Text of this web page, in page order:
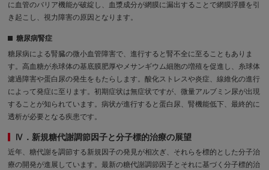
に血管のバリア機能が破綻し、血漿成分が網膜に漏出することで網膜浮腫を引
き起こし、視力障害の原因となります。
糖尿病腎症
糖尿病による腎臓の微小血管障害で、進行すると腎不全に至ることもありま
す。高血糖が糸球体の基底膜肥厚やメサンギウム細胞の増殖を促進し、糸球体
濾過障害や蛋白尿の発生をもたらします。酸化ストレスや炎症、線維化の進行
によって発症に至ります。初期症状は無症状ですが、微量アルブミン尿が出現
することが知られています。病状が進行すると蛋白尿、腎機能低下、最終的に
透析が必要となる疾患です。
Ⅳ．新規糖代謝調節因子と分子標的治療の展望
近年、糖代謝を調節する新規因子の発見が相次ぎ、それらを標的とした分子治
療の開発が進展しています。最新の糖代謝調節因子とそれに基づく分子標的治